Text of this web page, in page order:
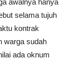
awalnya hanya
selama tujuh
kontrak
warga sudah
ada oknum